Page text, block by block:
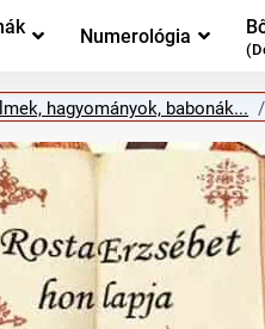
Numerológia
hagyományok, babonák...